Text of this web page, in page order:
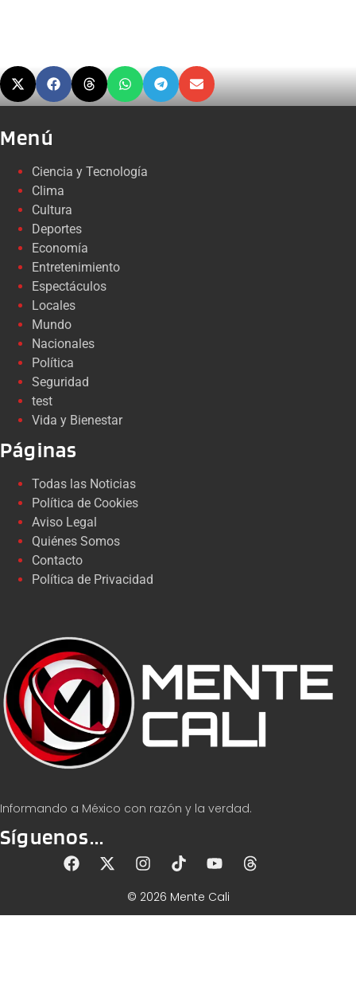
Informando a México con razón y la verdad.
Síguenos...
Menú
Ciencia y Tecnología
Clima
Cultura
Deportes
Economía
Entretenimiento
Espectáculos
Locales
Mundo
Nacionales
Política
Seguridad
test
Vida y Bienestar
Páginas
Todas las Noticias
Política de Cookies
Aviso Legal
Quiénes Somos
Contacto
Política de Privacidad
© 2026 Mente Cali